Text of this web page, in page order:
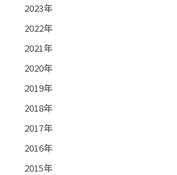
2023年
2022年
2021年
2020年
2019年
2018年
2017年
2016年
2015年